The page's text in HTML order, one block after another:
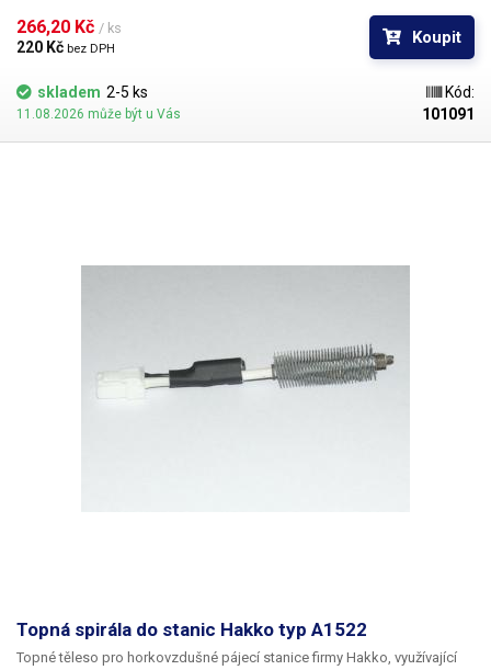
266,20 Kč / ks
220 Kč bez DPH
Koupit
skladem 2-5 ks
11.08.2026 může být u Vás
Kód:
101091
Topná spirála do stanic Hakko typ A1522
Topné těleso pro horkovzdušné pájecí stanice firmy Hakko, využívající